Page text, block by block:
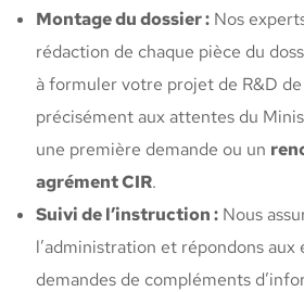
Montage du dossier : Nos
rédaction de chaque pièce du
à formuler votre projet de R&D
précisément aux attentes du
une première demande ou un
agrément CIR.
Suivi de l’instruction : Nous
l’administration et répondons aux
demandes de compléments